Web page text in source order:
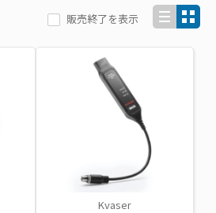
販売終了を表示
Kvaser